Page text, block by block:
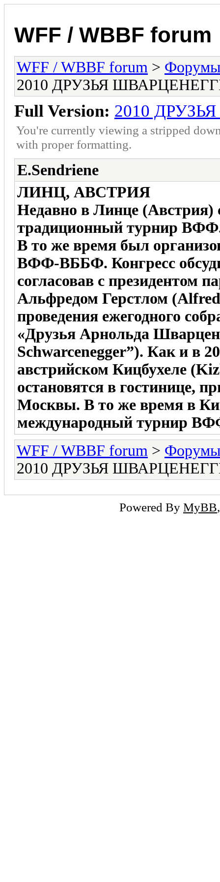
WFF / WBBF forum
WFF / WBBF forum > Форумы
2010 ДРУЗЬЯ
Full Version: 2010
You're currently viewing a stripped
with proper formatting.
E.Sendriene
ЛИНЦ, АВСТРИЯ
Недавно в Линце (Австрия)
традиционный турнир
В то же время был
ВФФ-ВББФ. Конгресс
согласовав с президентом
Альфредом Герстлом
проведения ежегодного
«Друзья Арнольда
Schwarcenegger”). Как и в
австрийском Кицбухеле
остановятся в гостинице,
Москвы. В то же время в
международный турнир
WFF / WBBF forum > Форумы
2010 ДРУЗЬЯ
Powered By MyBB